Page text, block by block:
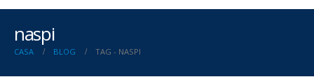
naspi
CASA BLOG TAG - NASPI